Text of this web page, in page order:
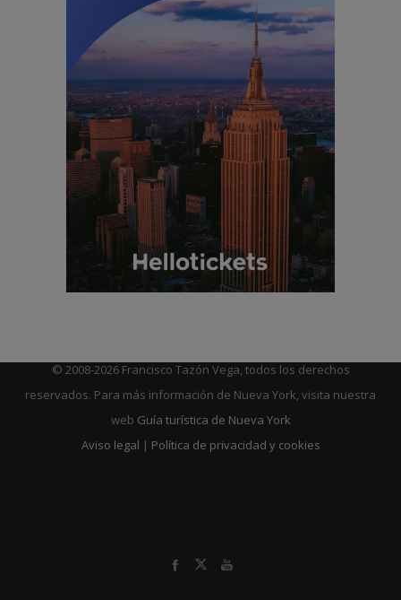
© 2008-2026 Francisco Tazón Vega, todos los derechos
reservados. Para más información de Nueva York, visita nuestra
web Guía turística de Nueva York
Aviso legal | Política de privacidad y cookies